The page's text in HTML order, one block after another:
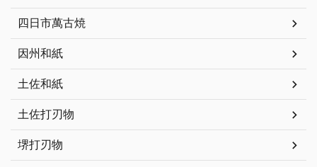
四日市萬古焼
因州和紙
土佐和紙
土佐打刃物
堺打刃物